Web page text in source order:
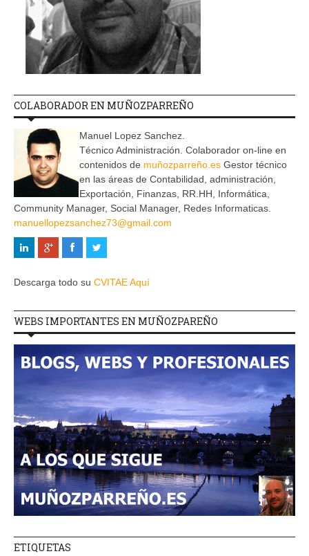
COLABORADOR EN MUÑOZPARREÑO
Manuel Lopez Sanchez.
Técnico Administración. Colaborador on-line en
contenidos de muñozparreño.es Gestor técnico
en las áreas de Contabilidad, administración,
Exportación, Finanzas, RR.HH, Informática,
Community Manager, Social Manager, Redes Informaticas.
manuellopezsanchez73@gmail.com
Descarga todo su CVITAE Aquí
WEBS IMPORTANTES EN MUÑOZPAREÑO
ETIQUETAS